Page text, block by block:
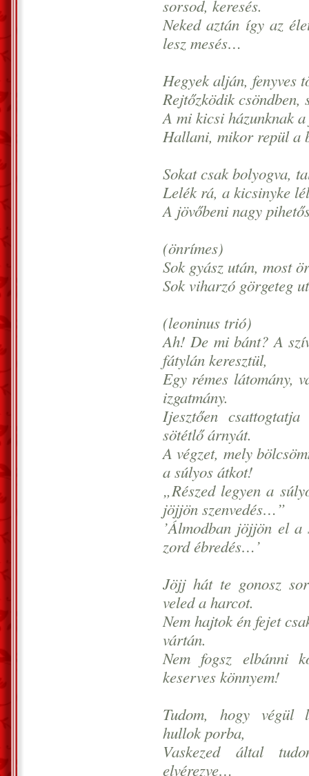
sorsod, keresés.
Neked aztán így az
lesz mesés…
Hegyek alján, fenyves
Rejtőzködik csöndben,
A mi kicsi házunknak
Hallani, mikor repül a
Sokat csak bolyogva,
Lelék rá, a kicsinyke
A jövőbeni nagy
(önrímes)
Sok gyász után, most
Sok viharzó görgeteg
(leoninus trió)
Ah! De mi bánt? A
fátylán keresztül,
Egy rémes látomány,
izgatmány.
Ijesztően
sötétlő árnyát.
A végzet, mely
a súlyos átkot!
„Részed legyen a
jöjjön szenvedés…”
’Álmodban jöjjön el a
zord ébredés…’
Jöjj hát te gonosz
veled a harcot.
Nem hajtok én fejet
vártán.
Nem fogsz elbánni
keserves könnyem!
Tudom, hogy végül
hullok porba,
Vaskezed által
elvérezve…